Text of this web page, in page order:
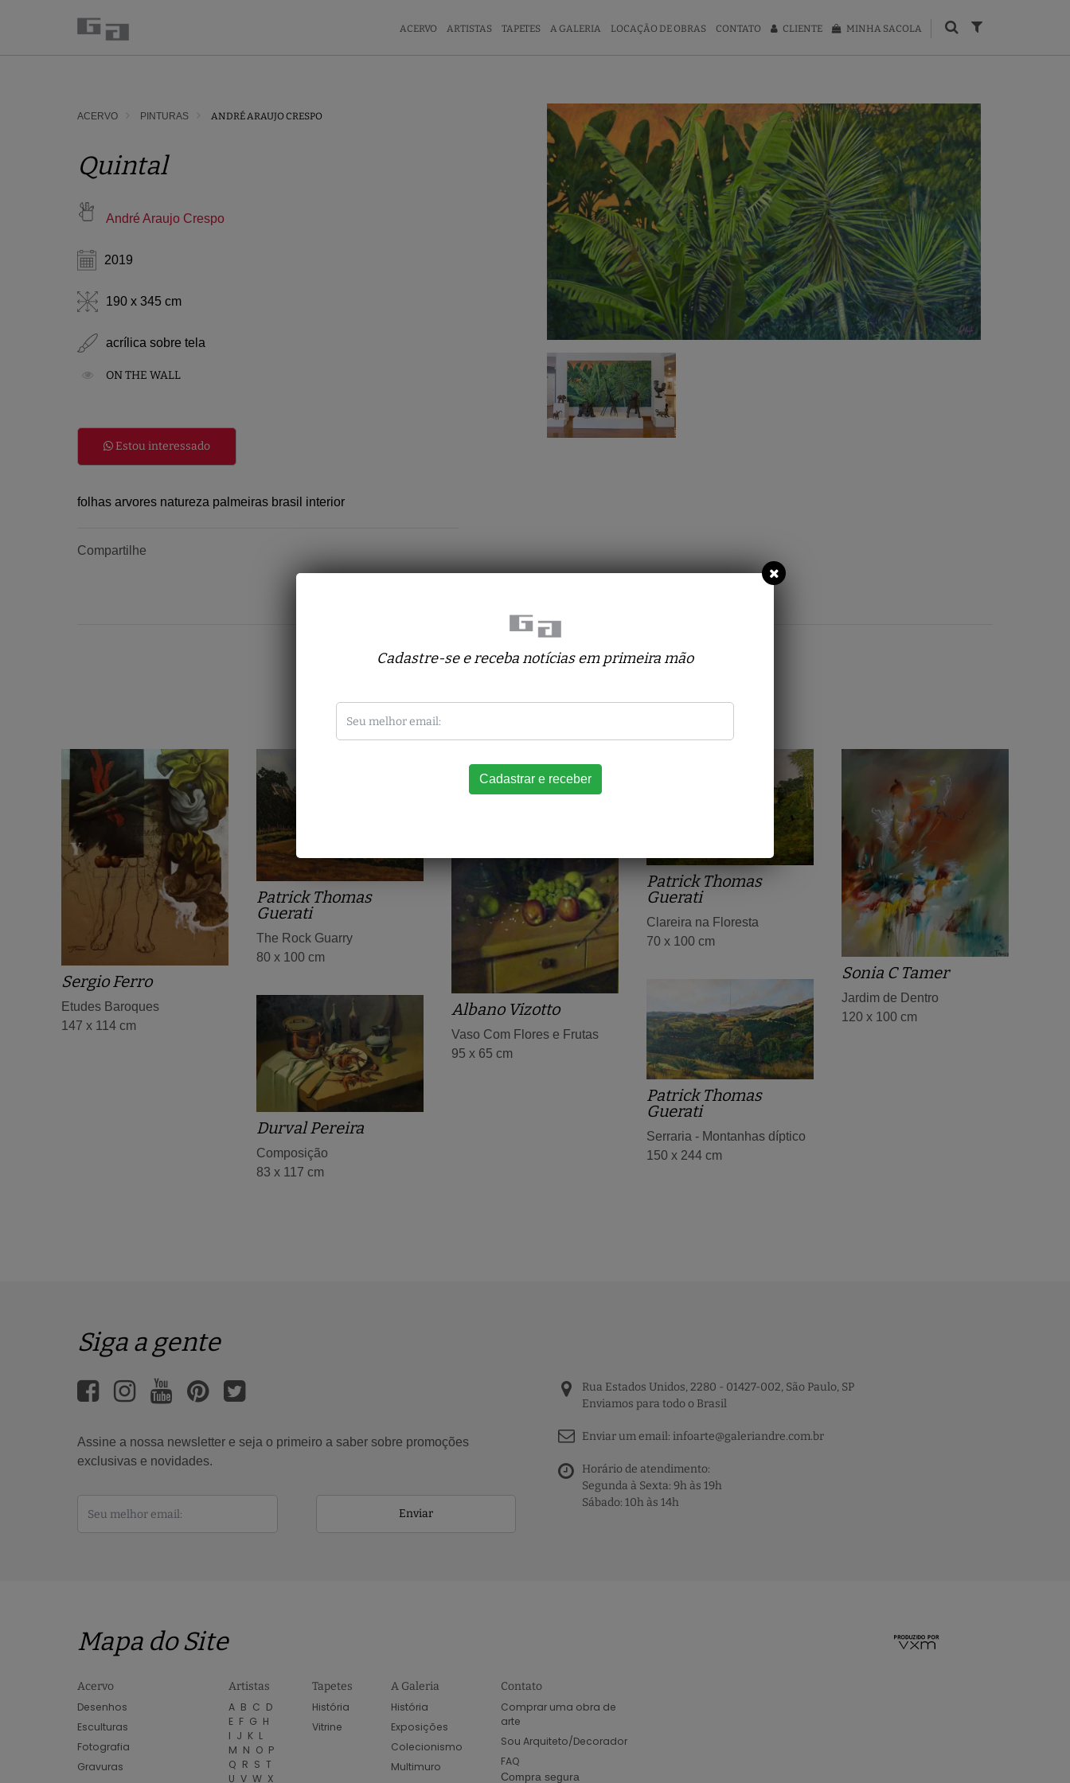
ACERVO ARTISTAS TAPETES A GALERIA LOCAÇÃO DE OBRAS CONTATO CLIENTE MINHA SACOLA
ACERVO PINTURAS ANDRÉ ARAUJO CRESPO
Quintal
André Araujo Crespo
2019
190 x 345 cm
acrílica sobre tela
ON THE WALL
Estou interessado
folhas arvores natureza palmeiras brasil interior
Compartilhe
Sergio Ferro
Etudes Baroques
147 x 114 cm
Patrick Thomas
Guerati
The Rock Guarry
80 x 100 cm
Albano Vizotto
Vaso Com Flores e Frutas
95 x 65 cm
Patrick Thomas
Guerati
Clareira na Floresta
70 x 100 cm
Sonia C Tamer
Jardim de Dentro
120 x 100 cm
Patrick Thomas
Guerati
Serraria - Montanhas díptico
150 x 244 cm
Durval Pereira
Composição
83 x 117 cm
Siga a gente
Assine a nossa newsletter e seja o primeiro a saber sobre promoções
exclusivas e novidades.
Enviar
Rua Estados Unidos, 2280 - 01427-002, São Paulo, SP
Enviamos para todo o Brasil
Enviar um email: infoarte@galeriandre.com.br
Horário de atendimento:
Segunda à Sexta: 9h às 19h
Sábado: 10h às 14h
Mapa do Site
Acervo
Desenhos
Esculturas
Fotografia
Gravuras
Artistas
A B C D
E F G H
I J K L
M N O P
Q R S T
U V W X
Tapetes
História
Vitrine
A Galeria
História
Exposições
Colecionismo
Multimuro
Contato
Comprar uma obra de
arte
Sou Arquiteto/Decorador
FAQ
Compra segura
Cadastre-se e receba notícias em primeira mão